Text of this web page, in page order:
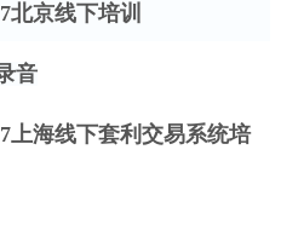
北京线下培训
音
上海线下套利交易系统培